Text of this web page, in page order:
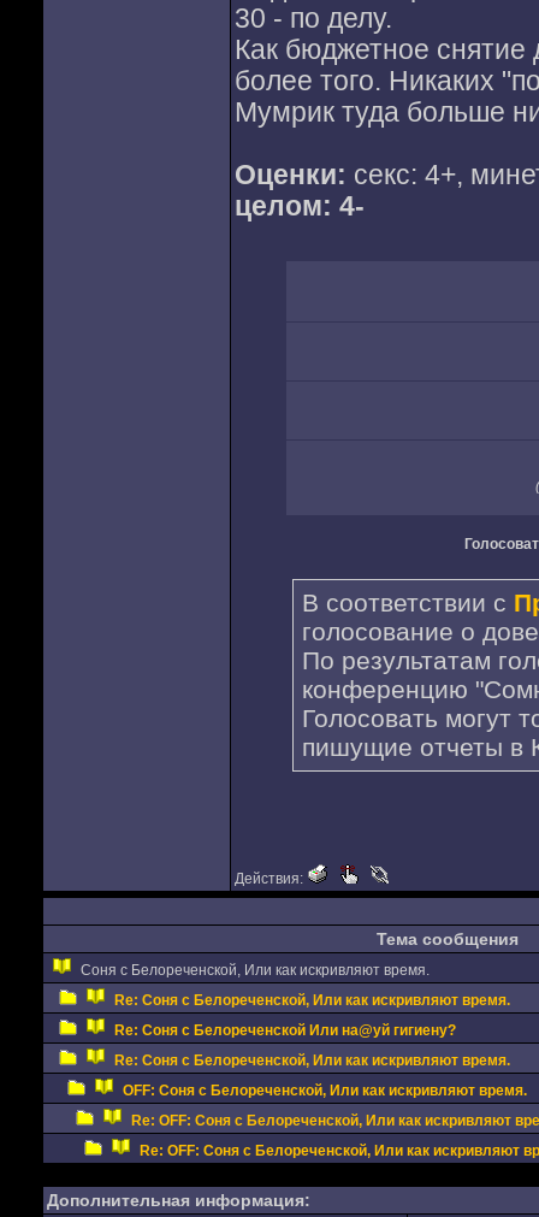
30 - по делу.
Как бюджетное
более того. Никаких
Мумрик туда больше
Оценки: секс: 4+,
целом: 4-
В соответствии с
голосование о
По результатам
конференцию
Голосовать могут
пишущие отчеты в
Действия:
Тема сообщения
Соня с Белореченской, Или как искривляют время.
Re: Соня с Белореченской, Или как искривляют время.
Re: Соня с Белореченской Или на@уй гигиену?
Re: Соня с Белореченской, Или как искривляют время.
OFF: Соня с Белореченской, Или как искривляют время.
Re: OFF: Соня с Белореченской, Или как искривляют
Re: OFF: Соня с Белореченской, Или как искривляют
Дополнительная информация: